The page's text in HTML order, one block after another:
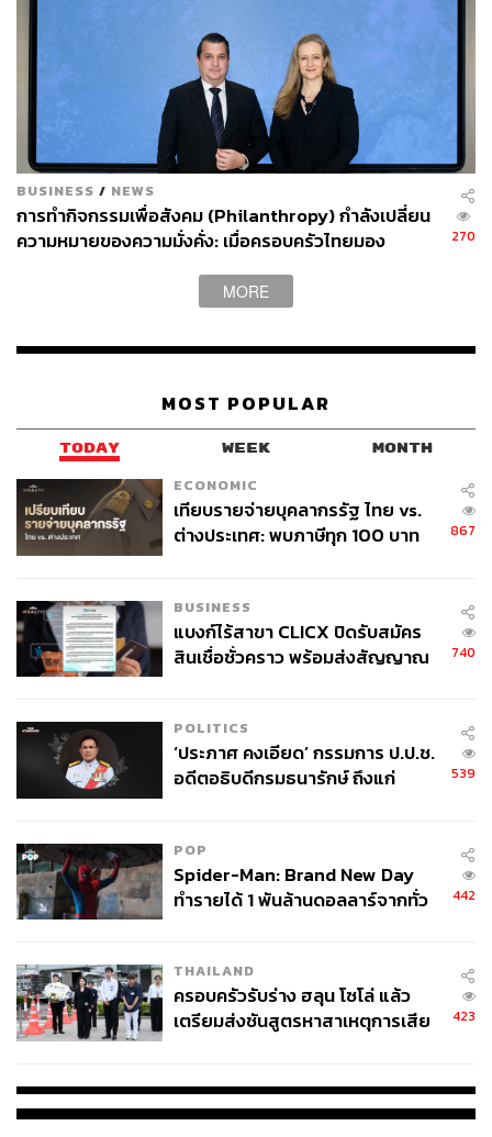
BUSINESS / NEWS
การทำกิจกรรมเพื่อสังคม (Philanthropy) กำลังเปลี่ยน
ความหมายของความมั่งคั่ง: เมื่อครอบครัวไทยมอง
270
MORE
MOST POPULAR
TODAY WEEK MONTH
ECONOMIC
เทียบรายจ่ายบุคลากรรัฐ ไทย vs.
ต่างประเทศ: พบภาษีทุก 100 บาท
867
BUSINESS
แบงก์ไร้สาขา CLICX ปิดรับสมัคร
สินเชื่อชั่วคราว พร้อมส่งสัญญาณ
740
POLITICS
‘ประภาศ คงเอียด’ กรรมการ ป.ป.ช.
อดีตอธิบดีกรมธนารักษ์ ถึงแก่
539
POP
Spider-Man: Brand New Day
ทำรายได้ 1 พันล้านดอลลาร์จากทั่ว
442
THAILAND
ครอบครัวรับร่าง ฮลุน โซโล่ แล้ว
เตรียมส่งชันสูตรหาสาเหตุการเสีย
423